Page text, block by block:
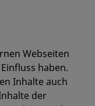
Webseiten
haben.
Inhalte auch
der